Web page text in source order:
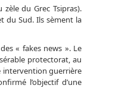
du Grec Tsipras).
du Sud. Ils sèment la
« fakes news ». Le
protectorat, au
intervention guerrière
l’objectif d’une